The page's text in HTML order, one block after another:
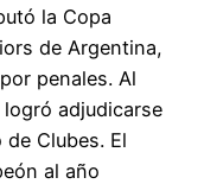
la Copa
de Argentina,
penales. Al
adjudicarse
Clubes. El
al año